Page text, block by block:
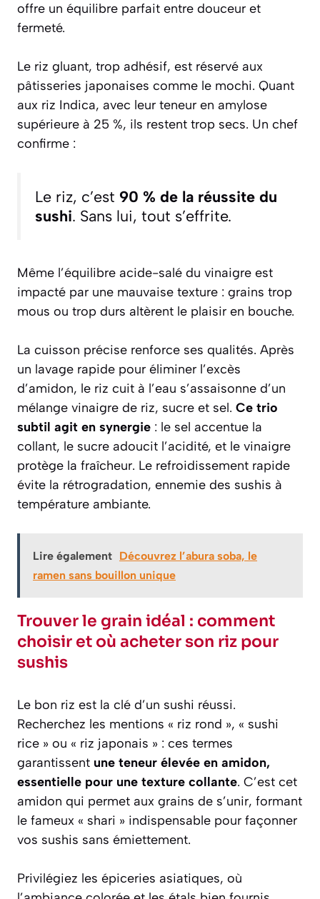
offre un équilibre parfait entre douceur et
fermeté.
Le riz gluant, trop adhésif, est réservé aux
pâtisseries japonaises comme le mochi. Quant
aux riz Indica, avec leur teneur en amylose
supérieure à 25 %, ils restent trop secs. Un chef
confirme :
Le riz, c’est 90 % de la réussite du
sushi. Sans lui, tout s’effrite.
Même l’équilibre acide-salé du vinaigre est
impacté par une mauvaise texture : grains trop
mous ou trop durs altèrent le plaisir en bouche.
La cuisson précise renforce ses qualités. Après
un lavage rapide pour éliminer l’excès
d’amidon, le riz cuit à l’eau s’assaisonne d’un
mélange vinaigre de riz, sucre et sel. Ce trio
subtil agit en synergie : le sel accentue la
collant, le sucre adoucit l’acidité, et le vinaigre
protège la fraîcheur. Le refroidissement rapide
évite la rétrogradation, ennemie des sushis à
température ambiante.
Lire également Découvrez l’abura soba, le
ramen sans bouillon unique
Trouver le grain idéal : comment
choisir et où acheter son riz pour
sushis
Le bon riz est la clé d’un sushi réussi.
Recherchez les mentions « riz rond », « sushi
rice » ou « riz japonais » : ces termes
garantissent une teneur élevée en amidon,
essentielle pour une texture collante. C’est cet
amidon qui permet aux grains de s’unir, formant
le fameux « shari » indispensable pour façonner
vos sushis sans émiettement.
Privilégiez les épiceries asiatiques, où